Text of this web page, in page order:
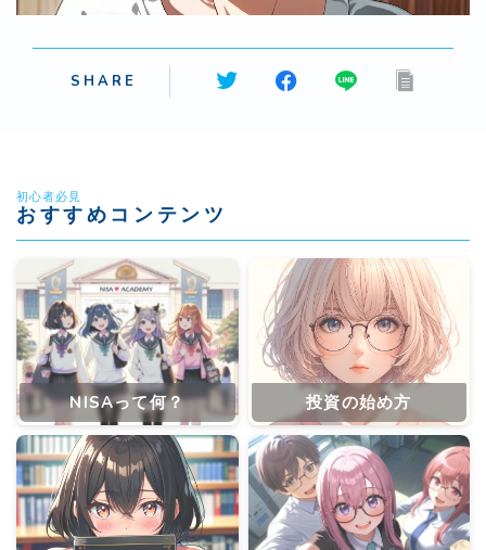
SHARE
初心者必見
おすすめコンテンツ
NISAって何？ 投資の始め方